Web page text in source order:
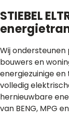
STIEBEL
Wij
bouwers en
energiezuinige
volledig
hernieuwbare
van BENG, MPG